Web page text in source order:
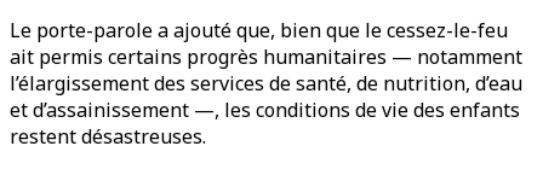
Le porte-parole a ajouté que, bien que le cessez-le-feu
ait permis certains progrès humanitaires — notamment
l’élargissement des services de santé, de nutrition, d’eau
et d’assainissement —, les conditions de vie des enfants
restent désastreuses.